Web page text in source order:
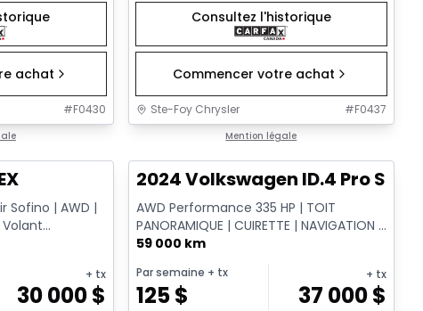
achat
#F0430
Consultez l'historique
Commencer votre achat
Ste-Foy Chrysler #F0437
Mention légale
Sofino | AWD |
+ tx
30 000$
Très bonne offre
2024 Volkswagen ID.4 Pro S
AWD Performance 335 HP | TOIT
PANORAMIQUE | CUIRETTE | NAVIGATION |
CAMÉRA | 20 PO | 4MOTION
59 000 km
Par semaine + tx
125$
+ tx
37 000$